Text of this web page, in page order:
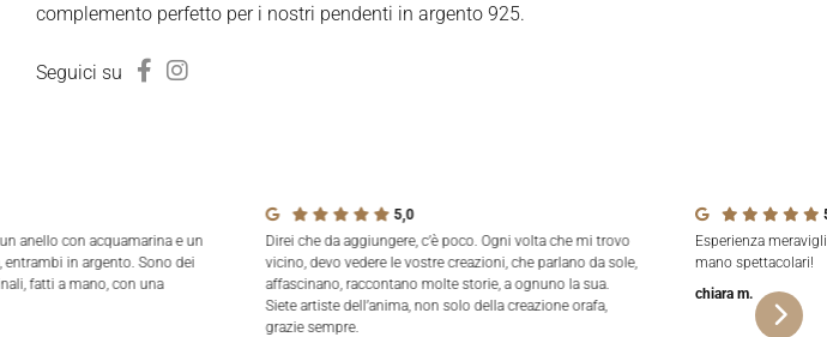
complemento perfetto per i nostri pendenti in argento 925.
Seguici su
anello con acquamarina e un
in argento. Sono dei
fatti a mano, con una
5,0
Direi che da aggiungere, c’è poco. Ogni volta che mi trovo
vicino, devo vedere le vostre creazioni, che parlano da sole,
affascinano, raccontano molte storie, a ognuno la sua.
Siete artiste dell’anima, non solo della creazione orafa,
grazie sempre.
Esperienza
mano spettacolari!
chiara m.